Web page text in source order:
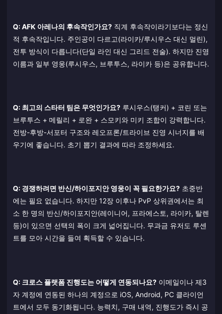
Q: AFK 아레나의 후속작인가요? 직계 후속작이라기보다는 정신
적 후속작입니다. 주인공이 다르고(라이카/루시우스 대신 멀린),
전투 방식이 다릅니다(단일 라인 대신 그리드 전술). 하지만 진영
이름과 일부 영웅(루시우스, 브루투스, 라이카 등)은 공유합니다.
Q: 최고의 스타터 팀은 무엇인가요? 루시우스(탱커) + 코린 또는
브루투스 + 메릴리 + 로완 + 스모키와 미키 조합이 강력합니다.
전방-후방-서포터 구조와 레오프론/트라이브 진영 시너지를 배
우기에 좋습니다. 초기 뽑기 결과에 따라 조정하세요.
Q: 경쟁하려면 반신/하이포지안 영웅이 꼭 필요한가요? 초중반
에는 필요 없습니다. 하지만 12장 이후나 PvP 상위권에서는 최
소 한 명의 반신/하이포지안(레이니어, 프라에스토, 라이카, 탈렌
등)이 있으면 선택의 폭이 크게 넓어집니다. 무과금 유저도 루센
트를 모아 시간을 들여 획득할 수 있습니다.
Q: 크로스 플랫폼 진행도는 어떻게 연동되나요? 이메일이나 제3
자 계정에 연동된 하나의 계정으로 iOS, Android, PC 클라이언
트에서 모두 동기화됩니다. 능력치, 구매 내역, 진행도가 즉시 공